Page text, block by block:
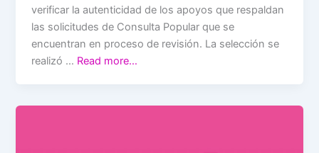
verificar la autenticidad de los apoyos que respaldan
las solicitudes de Consulta Popular que se
encuentran en proceso de revisión. La selección se
realizó … Read more…